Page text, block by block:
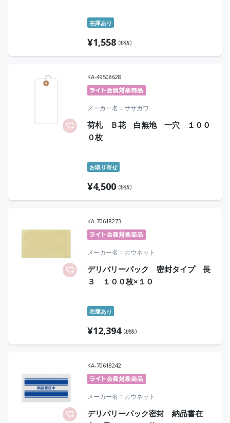
在庫あり
¥1,558 (税抜)
KA-49508628
メーカー名 ササガワ
荷札 Ｂ花 白無地 一穴 １００
０枚
お取り寄せ
¥4,500 (税抜)
KA-70618273
メーカー名 カウネット
デリバリーパック 密封タイプ 長
３ １００枚×１０
在庫あり
¥12,394 (税抜)
KA-70618242
メーカー名 カウネット
デリバリーパック密封 納品書在